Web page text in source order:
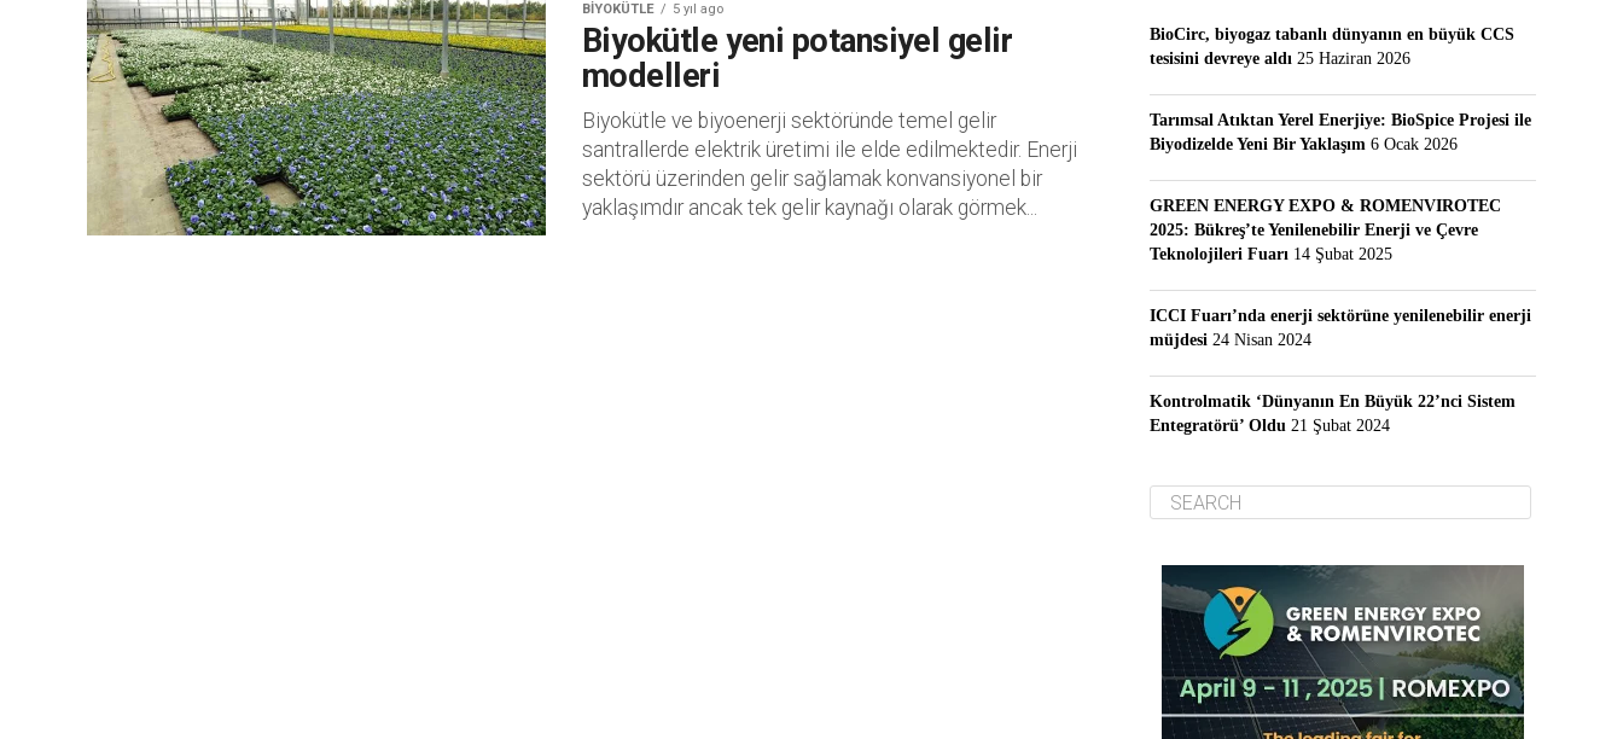
BIYOKÜTLE 5 yıl ago
Biyokütle yeni potansiyel gelir
modelleri
Biyokütle ve biyoenerji sektöründe temel gelir
santrallerde elektrik üretimi ile elde edilmektedir. Enerji
sektörü üzerinden gelir sağlamak konvansiyonel bir
yaklaşımdır ancak tek gelir kaynağı olarak görmek...
BioCirc, biyogaz tabanlı dünyanın en büyük CCS
tesisini devreye aldı 25 Haziran 2026
Tarımsal Atıktan Yerel Enerjiye: BioSpice Projesi ile
Biyodizelde Yeni Bir Yaklaşım 6 Ocak 2026
GREEN ENERGY EXPO & ROMENVIROTEC
2025: Bükreş’te Yenilenebilir Enerji ve Çevre
Teknolojileri Fuarı 14 Şubat 2025
ICCI Fuarı’nda enerji sektörüne yenilenebilir enerji
müjdesi 24 Nisan 2024
Kontrolmatik ‘Dünyanın En Büyük 22’nci Sistem
Entegratörü’ Oldu 21 Şubat 2024